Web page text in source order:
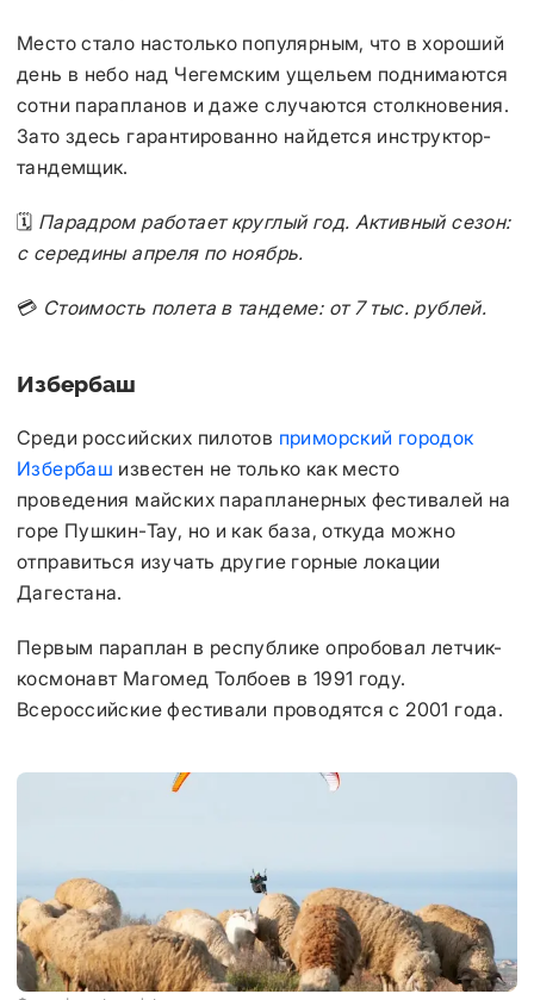
Место стало настолько популярным, что в хороший
день в небо над Чегемским ущельем поднимаются
сотни парапланов и даже случаются столкновения.
Зато здесь гарантированно найдется инструктор-
тандемщик.
🗓️ Парадром работает круглый год. Активный сезон:
с середины апреля по ноябрь.
💳 Стоимость полета в тандеме: от 7 тыс. рублей.
Избербаш
Среди российских пилотов приморский городок
Избербаш известен не только как место
проведения майских парапланерных фестивалей на
горе Пушкин-Тау, но и как база, откуда можно
отправиться изучать другие горные локации
Дагестана.
Первым параплан в республике опробовал летчик-
космонавт Магомед Толбоев в 1991 году.
Всероссийские фестивали проводятся с 2001 года.